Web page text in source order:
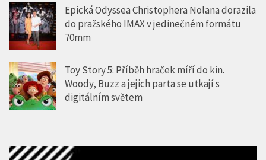
Epická Odyssea Christophera Nolana dorazila
do pražského IMAX v jedinečném formátu
70mm
Toy Story 5: Příběh hraček míří do kin.
Woody, Buzz a jejich parta se utkají s
digitálním světem